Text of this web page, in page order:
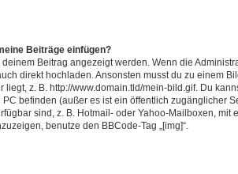
Beiträge einfügen?
Beitrag angezeigt werden. Wenn die
direkt hochladen. Ansonsten musst du zu einem
liegt, z. B. http://www.domain.tld/mein-bild.gif. Du
befinden (außer es ist ein öffentlich zugänglicher
sind, z. B. Hotmail- oder Yahoo-Mailboxen, mit
benutze den BBCode-Tag „[img]“.